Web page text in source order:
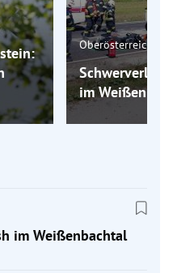
Oberösterreich
im
im Weißenbachtal